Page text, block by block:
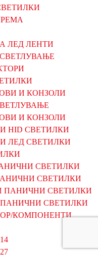
ЛЕД ЛЕНТИ
И КОНЗОЛИ
И КОНЗОЛИ
HID СВЕТИЛКИ
ЛЕД СВЕТИЛКИ
СВЕТИЛКИ
СВЕТИЛКИ
ПАНИЧНИ СВЕТИЛКИ
СВЕТИЛКИ
КОМПОНЕНТИ